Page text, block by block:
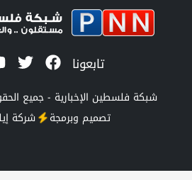
الإخبارية - جميع الحقوق محفوظة © 2026
شركةإيلمنت ميديا